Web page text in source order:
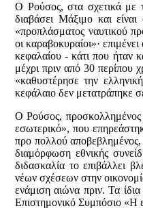
Ο Ρούσος, στα σχετικά με
διαβάσει Μάξιμο και
«προπλάσματος ναυτικού
οι καραβοκυραίοι»·
κεφαλαίου - κάτι που ήταν
μέχρι πριν από 30 περίπου
«καθυστέρησε την
κεφάλαιο δεν μετατράπηκε
Ο Ρούσος, προσκολλημένος
εσωτερικό», που
προ πολλού αποβεβλημένος,
διαμόρφωση εθνικής
διδασκαλία το επιβάλλει
νέων σχέσεων στην
ενάμιση αιώνα πριν. Τα
Επιστημονικό Συμπόσιο «Η